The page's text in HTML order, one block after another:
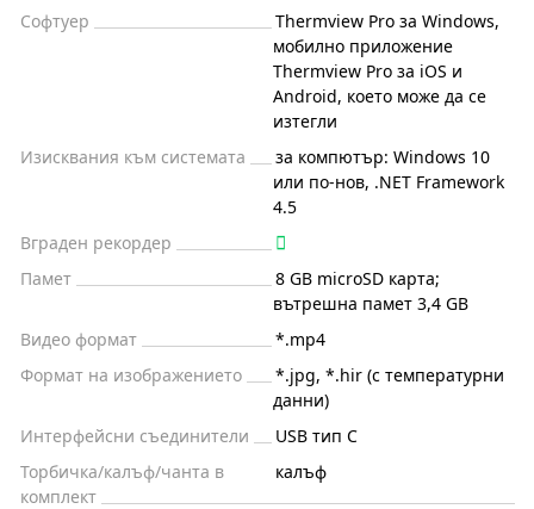
Софтуер
Thermview Pro за Windows,
мобилно приложение
Thermview Pro за iOS и
Android, което може да се
изтегли
Изисквания към системата
за компютър: Windows 10
или по-нов, .NET Framework
4.5
Вграден рекордер
Памет
8 GB microSD карта;
вътрешна памет 3,4 GB
Видео формат
*.mp4
Формат на изображението
*.jpg, *.hir (с температурни
данни)
Интерфейсни съединители
USB тип C
Торбичка/калъф/чанта в
комплект
калъф